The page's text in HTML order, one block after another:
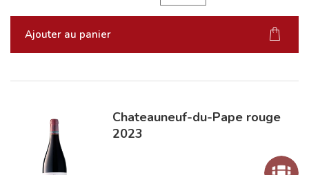
Ajouter au panier
Chateauneuf-du-Pape rouge
2023